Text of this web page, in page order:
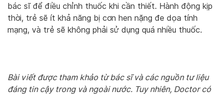
bác sĩ để điều chỉnh thuốc khi cần thiết. Hành động kịp
thời, trẻ sẽ ít khả năng bị cơn hen nặng đe dọa tính
mạng, và trẻ sẽ không phải sử dụng quá nhiều thuốc.
Bài viết được tham khảo từ bác sĩ và các nguồn tư liệu
đáng tin cậy trong và ngoài nước. Tuy nhiên, Doctor có